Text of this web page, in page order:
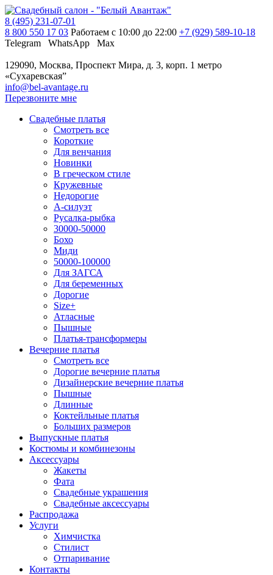
8 (495) 231-07-01
8 800 550 17 03 Работаем с 10:00 до 22:00 +7 (929) 589-10-18
Telegram
WhatsApp Max
129090, Москва, Проспект Мира, д. 3, корп. 1 метро
«Сухаревская”
info@bel-avantage.ru
Перезвоните мне
Свадебные платья
Смотреть все
Короткие
Для венчания
Новинки
В греческом стиле
Кружевные
Недорогие
А-силуэт
Русалка-рыбка
30000-50000
Бохо
Миди
50000-100000
Для ЗАГСА
Для беременных
Дорогие
Size+
Атласные
Пышные
Платья-трансформеры
Вечерние платья
Смотреть все
Дорогие вечерние платья
Дизайнерские вечерние платья
Пышные
Длинные
Коктейльные платья
Больших размеров
Выпускные платья
Костюмы и комбинезоны
Аксессуары
Жакеты
Фата
Свадебные украшения
Свадебные аксессуары
Распродажа
Услуги
Химчистка
Стилист
Отпаривание
Контакты